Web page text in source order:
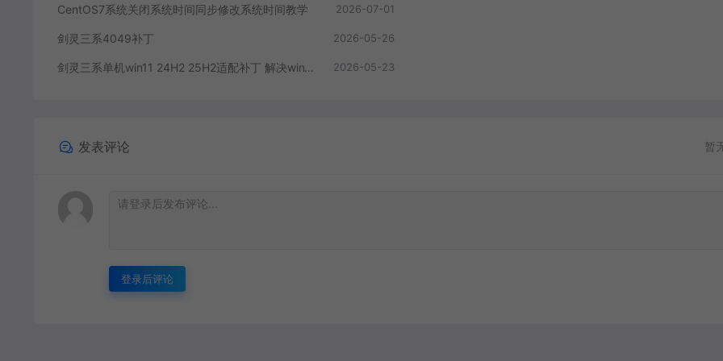
CentOS7系统关闭系统时间同步修改系统时间教学 2026-07-01
剑灵三系4049补丁 2026-05-26
剑灵三系单机win11 24H2 25H2适配补丁 解决win11启动bin64无反应问题 据说也能解决4049 2026-05-23
发表评论 暂
登录后评论